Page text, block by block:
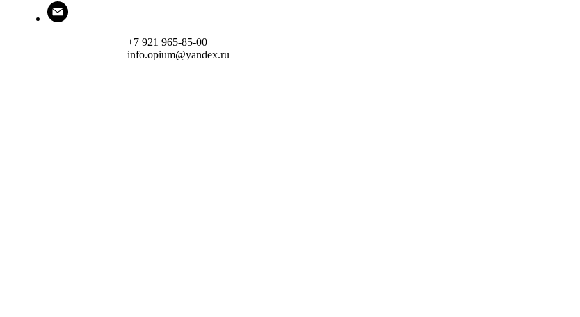
+7 921 965-85-00
info.opium@yandex.ru